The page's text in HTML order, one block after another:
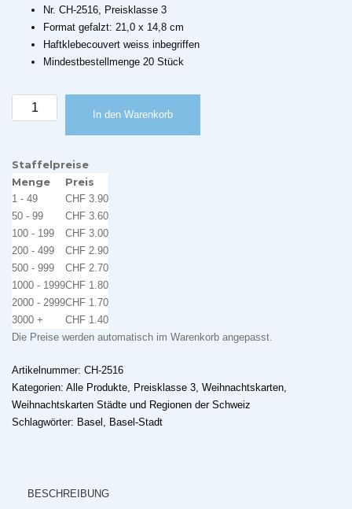
Nr. CH-2516, Preisklasse 3
Format gefalzt: 21,0 x 14,8 cm
Haftklebecouvert weiss inbegriffen
Mindestbestellmenge 20 Stück
Weihnachtskarte
Stadt
Stimmung
an
der
Rheinpromenade
Menge
In den Warenkorb
Staffelpreise
Menge
Preis
1 - 49 CHF 3.90
50 - 99
CHF 3.60
100 - 199
CHF 3.00
200 - 499
CHF 2.90
500 - 999
CHF 2.70
1000 - 1999CHF 1.80
2000 - 2999CHF 1.70
3000 +
CHF 1.40
Die Preise werden automatisch im Warenkorb angepasst.
Artikelnummer: CH-2516
Kategorien: Alle Produkte Preisklasse 3 Weihnachtskarten
Weihnachtskarten Städte und Regionen der Schweiz
Schlagwörter: Basel Basel-Stadt
BESCHREIBUNG